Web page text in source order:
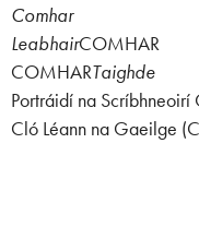
Comhar
LeabhairCOMHAR
COMHARTaighde
Portráidí na Scríbhneoirí
Cló Léann na Gaeilge